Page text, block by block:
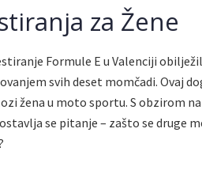
za Žene
Formule E u Valenciji
svih deset momčadi. Ovaj
žena u moto sportu. S obzirom
se pitanje – zašto se druge